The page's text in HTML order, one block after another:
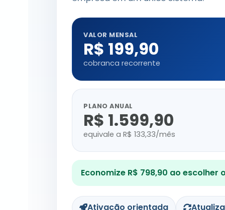
VALOR MENSAL
R$ 199,90
cobranca recorrente
PLANO ANUAL
R$ 1.599,90
equivale a R$ 133,33/mês
Economize R$ 798,90 ao escolher
Ativação orientada